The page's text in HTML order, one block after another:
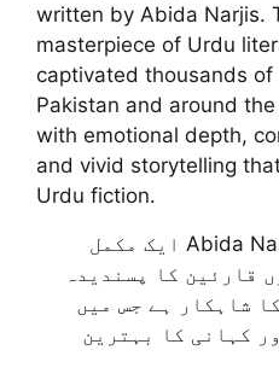
written by Abida Narjis.
masterpiece of Urdu
captivated thousands of
Pakistan and around
with emotional depth,
and vivid storytelling
Urdu fiction.
Kachay Dhaggay از Abida Narjis ایک مکمل
قارئین کا پسندیدہ
شاہکار ہے جس میں
کہانی کا بہترین